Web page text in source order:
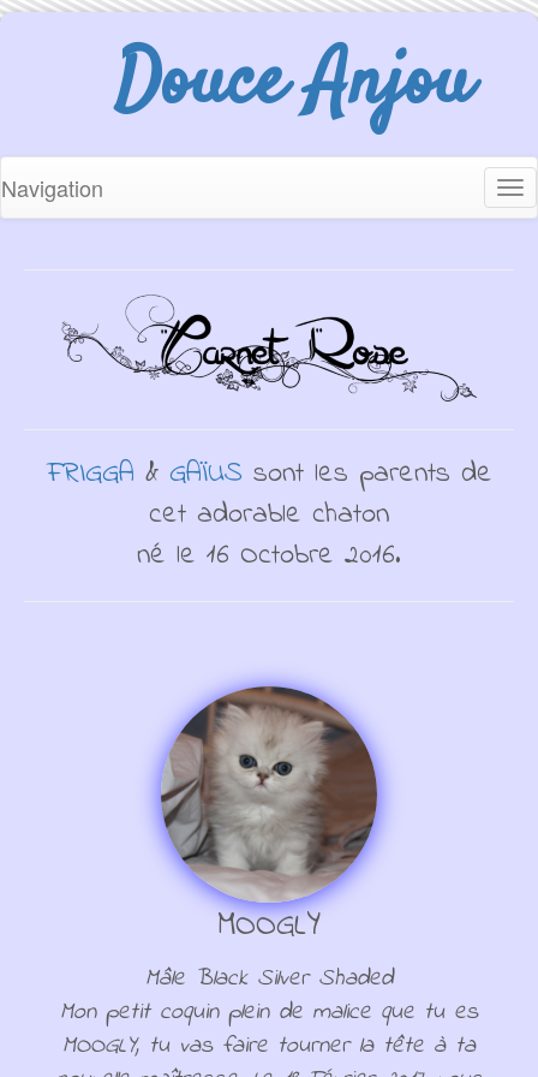
Douce Anjou
Navigation
FRIGGA & GAÏUS sont les parents de
cet adorable chaton
né le 16 Octobre 2016.
MOOGLY
Mâle Black Silver Shaded
Mon petit coquin plein de malice que tu es
MOOGLY, tu vas faire tourner la tête à ta